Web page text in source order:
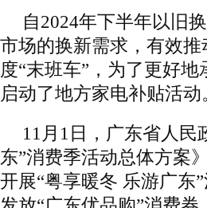
自2024年下半年以旧
市场的换新需求，有效
度“末班车”，为了更好
启动了地方家电补贴活动
11月1日，广东省人民
东”消费季活动总体方案
开展“粤享暖冬 乐游广东